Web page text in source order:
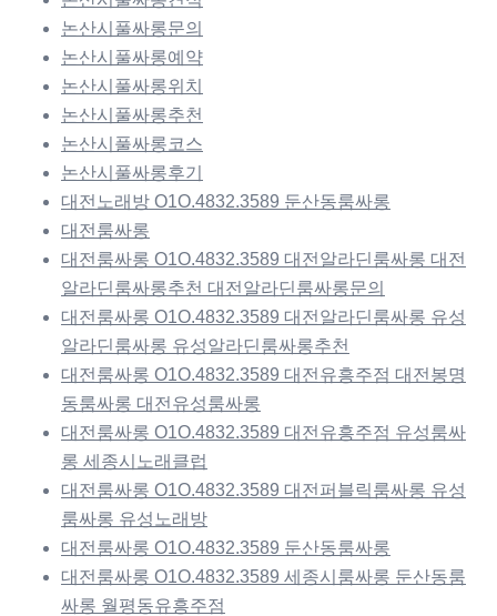
논산시풀싸롱문의
논산시풀싸롱예약
논산시풀싸롱위치
논산시풀싸롱추천
논산시풀싸롱코스
논산시풀싸롱후기
대전노래방 O1O.4832.3589 둔산동룸싸롱
대전룸싸롱
대전룸싸롱 O1O.4832.3589 대전알라딘룸싸롱 대전
알라딘룸싸롱추천 대전알라딘룸싸롱문의
대전룸싸롱 O1O.4832.3589 대전알라딘룸싸롱 유성
알라딘룸싸롱 유성알라딘룸싸롱추천
대전룸싸롱 O1O.4832.3589 대전유흥주점 대전봉명
동룸싸롱 대전유성룸싸롱
대전룸싸롱 O1O.4832.3589 대전유흥주점 유성룸싸
롱 세종시노래클럽
대전룸싸롱 O1O.4832.3589 대전퍼블릭룸싸롱 유성
룸싸롱 유성노래방
대전룸싸롱 O1O.4832.3589 둔산동룸싸롱
대전룸싸롱 O1O.4832.3589 세종시룸싸롱 둔산동룸
싸롱 월평동유흥주점